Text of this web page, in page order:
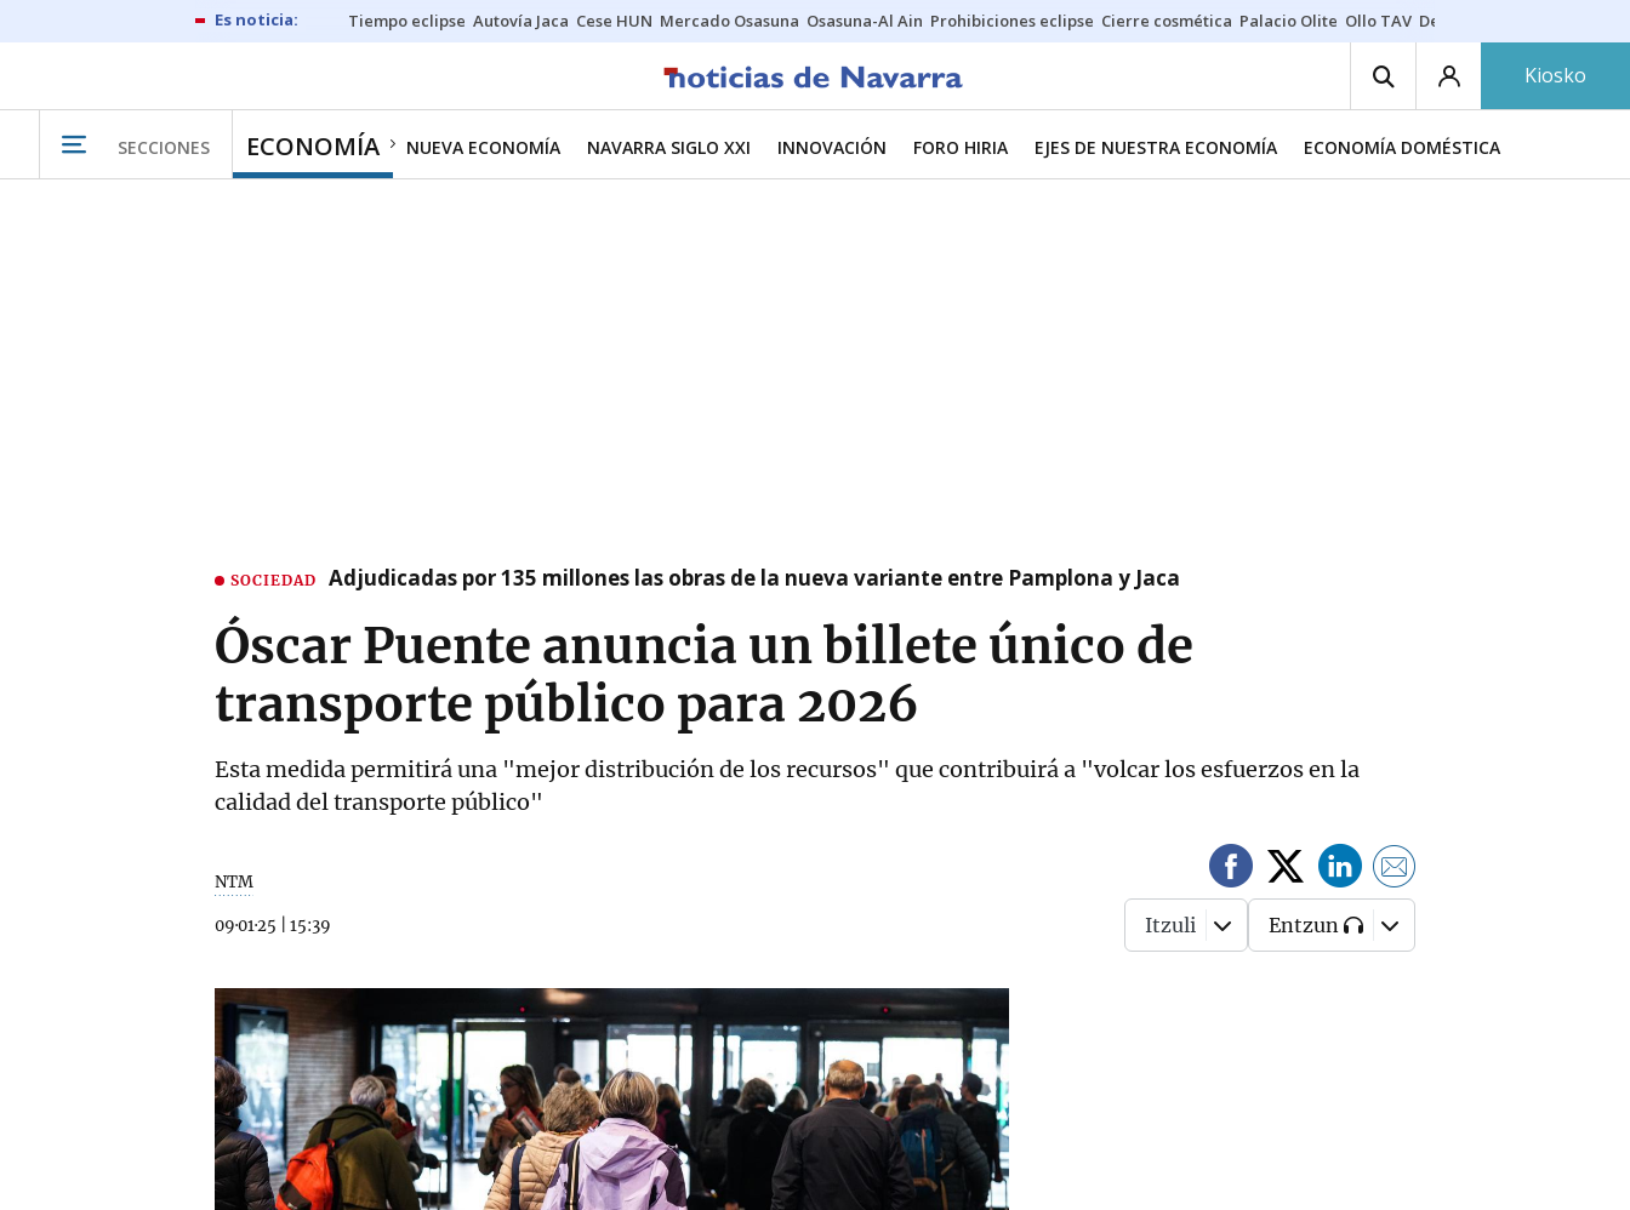
Tiempo eclipse Autovía Jaca Cese HUN Mercado Osasuna Osasuna-Al Ain Prohibiciones eclipse Cierre cosmética Palacio Olite Ollo TAV Derrama vecinos
Kiosko
SECCIONES ECONOMÍA NUEVA ECONOMÍA NAVARRA SIGLO XXI INNOVACIÓN FORO HIRIA EJES DE NUESTRA ECONOMÍA ECONOMÍA DOMÉSTICA
SOCIEDAD Adjudicadas por 135 millones las obras de la nueva variante entre Pamplona y Jaca
Óscar Puente anuncia un billete único de
transporte público para 2026
Esta medida permitirá una "mejor distribución de los recursos" que contribuirá a "volcar los esfuerzos en la
calidad del transporte público"
NTM
09·01·25 15:39 Itzuli Entzun